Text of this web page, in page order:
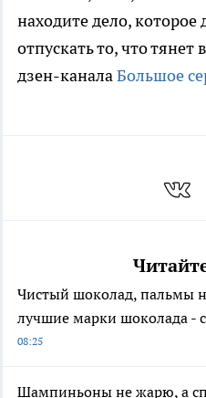
находите дело, которое
отпускать то, что
дзен-каналаБольшое
Чистый шоколад, пальмы
лучшие марки шоколада -
08:25
Шампиньоны не жарю, а